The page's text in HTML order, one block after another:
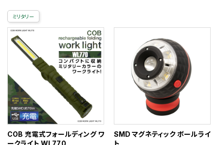
ミリタリー
COB 充電式フォールディング ワ
ークライト WL770
SMD マグネティック ボールライ
ト